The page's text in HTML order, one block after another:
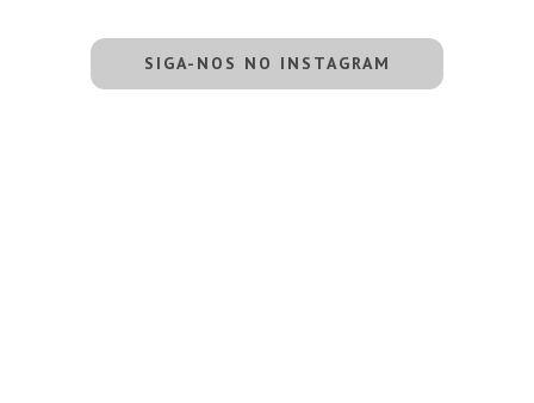
SIGA-NOS NO INSTAGRAM